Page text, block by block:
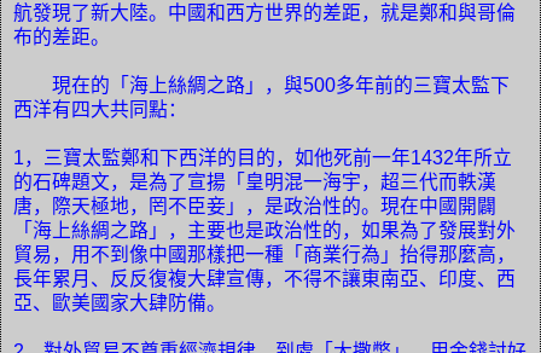
航發現了新大陸。中國和西方世界的差距，就是鄭和與哥倫
布的差距。
現在的「海上絲綢之路」，與500多年前的三寶太監下
西洋有四大共同點：
1，三寶太監鄭和下西洋的目的，如他死前一年1432年所立
的石碑題文，是為了宣揚「皇明混一海宇，超三代而軼漢
唐，際天極地，罔不臣妾」，是政治性的。現在中國開闢
「海上絲綢之路」，主要也是政治性的，如果為了發展對外
貿易，用不到像中國那樣把一種「商業行為」抬得那麼高，
長年累月、反反復複大肆宣傳，不得不讓東南亞、印度、西
亞、歐美國家大肆防備。